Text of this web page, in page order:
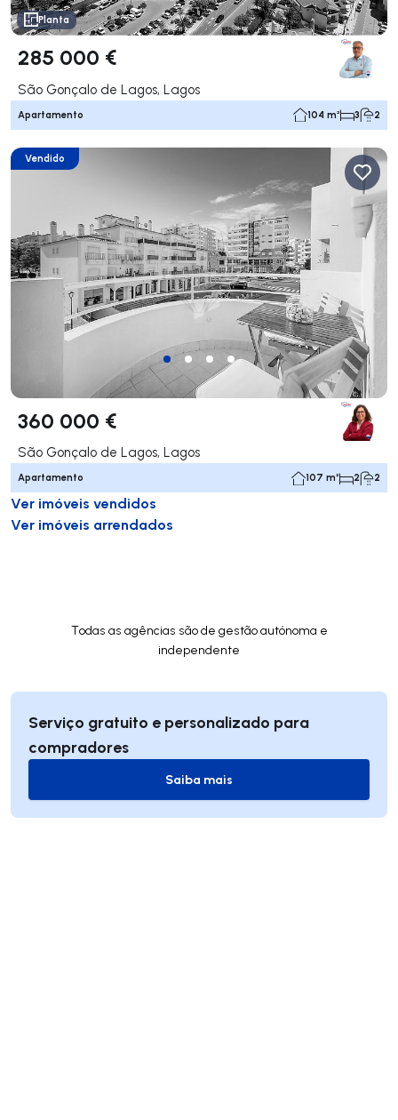
Planta
285 000 €
São Gonçalo de Lagos, Lagos
Apartamento 104 m² 3 2
Vendido
360 000 €
São Gonçalo de Lagos, Lagos
Apartamento 107 m² 2 2
Ver imóveis vendidos
Ver imóveis arrendados
Todas as agências são de gestão autónoma e
independente
Serviço gratuito e personalizado para
compradores
Saiba mais
Saiba mais